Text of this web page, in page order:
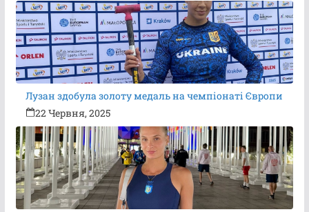
Лузан здобула золоту медаль на чемпіонаті Європи
22 Червня, 2025